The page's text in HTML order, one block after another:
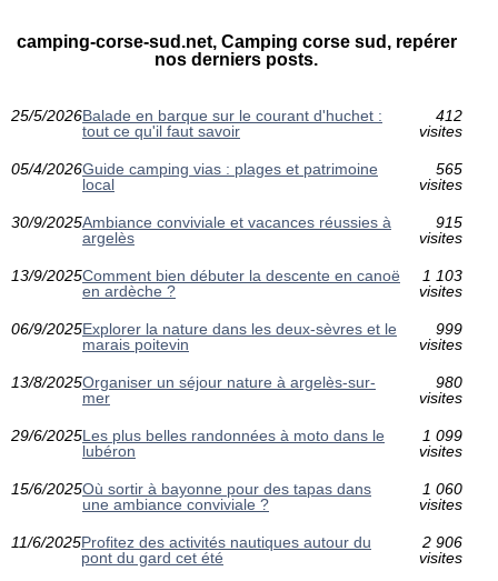
camping-corse-sud.net, Camping corse sud, repérer
nos derniers posts.
25/5/2026Balade en barque sur le courant d'huchet :
tout ce qu'il faut savoir
412
visites
05/4/2026Guide camping vias : plages et patrimoine
local
565
visites
30/9/2025Ambiance conviviale et vacances réussies à
argelès
915
visites
13/9/2025Comment bien débuter la descente en canoë
en ardèche ?
1 103
visites
06/9/2025Explorer la nature dans les deux-sèvres et le
marais poitevin
999
visites
13/8/2025Organiser un séjour nature à argelès-sur-
mer
980
visites
29/6/2025Les plus belles randonnées à moto dans le
lubéron
1 099
visites
15/6/2025Où sortir à bayonne pour des tapas dans
une ambiance conviviale ?
1 060
visites
11/6/2025Profitez des activités nautiques autour du
pont du gard cet été
2 906
visites